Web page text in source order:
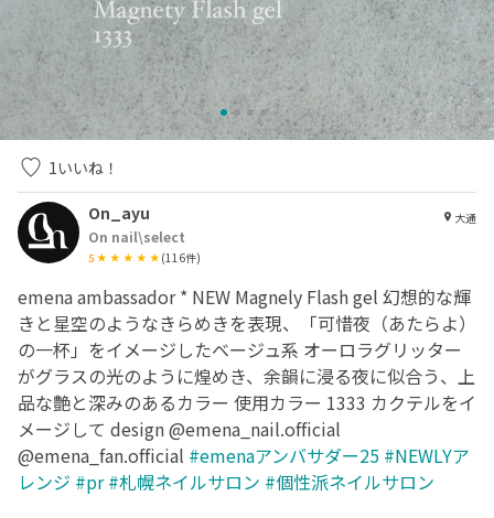
1いいね！
On_ayu
On nail\select
5 (116件)
大通
emena ambassador * NEW Magnely Flash gel 幻想的な輝
きと星空のようなきらめきを表現、「可惜夜（あたらよ）
の一杯」をイメージしたベージュ系 オーロラグリッター
がグラスの光のように煌めき、余韻に浸る夜に似合う、上
品な艶と深みのあるカラー 使用カラー 1333 カクテルをイ
メージして design @emena_nail.official
@emena_fan.official #emenaアンバサダー25 #NEWLYア
レンジ #pr #札幌ネイルサロン #個性派ネイルサロン